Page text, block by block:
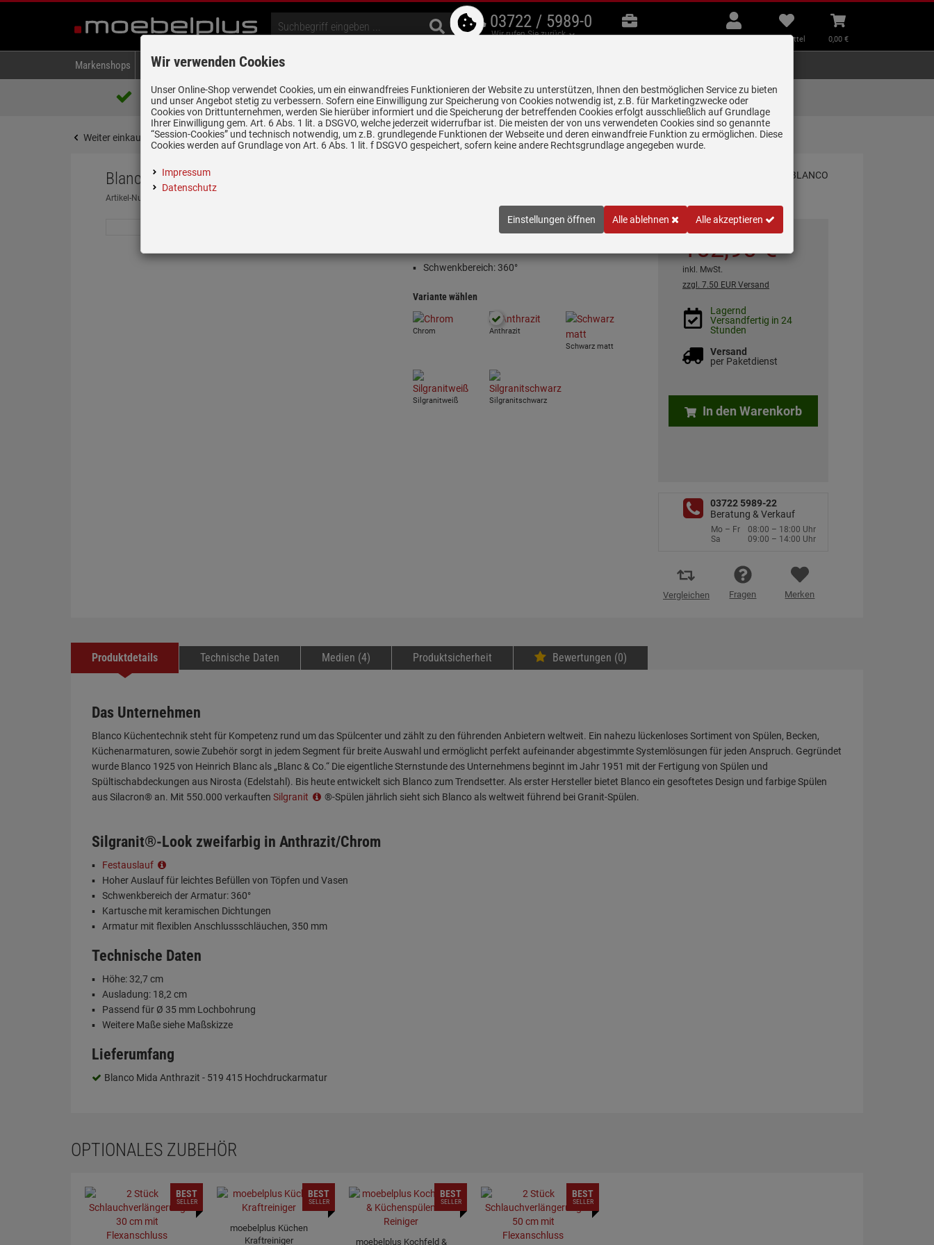
03722 / 5989-0
Wir rufen Sie zurück
B2B
Beratung
Mein
Konto
Merkzettel
aufklappen
Merkzettel
Warenkorb
aufklappen
0,00 €
Markenshops Backen & Kochen Kühlen & Gefrieren
Über 85.000 positive Bewertungen
auf eBay, Amazon und Trusted Shops
5 Jahre Garantie auf
alle gekennzeichneten Produkte
Lieferung zum
Wunschtermin
Weiter einkaufen Startseite Spülen & Armaturen Hochdruckarmaturen Blanco Mida Anthrazit - 519 415 Hochdruckarmatur
Blanco Mida Anthrazit - 519 415 Hochdruckarmatur
Artikel-Nummer:
Einloggen und Bewertung schreiben
Schwenkbereich: 360°
Variante wählen
Chrom
Anthrazit
Schwarz matt
Silgranitweiß Silgranitschwarz
102,90 €
inkl. MwSt.
zzgl. 7.50 EUR Versand
Lagernd
Versandfertig in 24
Stunden
Versand
per Paketdienst
In den Warenkorb
03722 5989-22
Beratung & Verkauf
Mo – Fr
08:00 – 18:00 Uhr
Sa
09:00 – 14:00 Uhr
Vergleichen Fragen Merken
Produktdetails Technische Daten Medien (4) Produktsicherheit Bewertungen (0)
Das Unternehmen
Blanco Küchentechnik steht für Kompetenz rund um das Spülcenter und zählt zu den führenden Anbietern weltweit. Ein nahezu lückenloses Sortiment von Spülen, Becken,
Küchenarmaturen, sowie Zubehör sorgt in jedem Segment für breite Auswahl und ermöglicht perfekt aufeinander abgestimmte Systemlösungen für jeden Anspruch. Gegründet
wurde Blanco 1925 von Heinrich Blanc als „Blanc & Co.“ Die eigentliche Sternstunde des Unternehmens beginnt im Jahr 1951 mit der Fertigung von Spülen und
Spültischabdeckungen aus Nirosta (Edelstahl). Bis heute entwickelt sich Blanco zum Trendsetter. Als erster Hersteller bietet Blanco ein gesoftetes Design und farbige Spülen
aus Silacron® an. Mit 550.000 verkauften Silgranit ®-Spülen jährlich sieht sich Blanco als weltweit führend bei Granit-Spülen.
Silgranit®-Look zweifarbig in Anthrazit/Chrom
Festauslauf
Hoher Auslauf für leichtes Befüllen von Töpfen und Vasen
Schwenkbereich der Armatur: 360°
Kartusche mit keramischen Dichtungen
Armatur mit flexiblen Anschlussschläuchen, 350 mm
Technische Daten
Höhe: 32,7 cm
Ausladung: 18,2 cm
Passend für Ø 35 mm Lochbohrung
Weitere Maße siehe Maßskizze
Lieferumfang
Blanco Mida Anthrazit - 519 415 Hochdruckarmatur
OPTIONALES ZUBEHÖR
BEST
SELLER
moebelplus Küchen
Kraftreiniger
BEST
SELLER
moebelplus Kochfeld &
BEST
SELLER
BEST
SELLER
Wir verwenden Cookies
Unser Online-Shop verwendet Cookies, um ein einwandfreies Funktionieren der Website zu unterstützen, Ihnen den bestmöglichen Service zu bieten
und unser Angebot stetig zu verbessern. Sofern eine Einwilligung zur Speicherung von Cookies notwendig ist, z.B. für Marketingzwecke oder
Cookies von Drittunternehmen, werden Sie hierüber informiert und die Speicherung der betreffenden Cookies erfolgt ausschließlich auf Grundlage
Ihrer Einwilligung gem. Art. 6 Abs. 1 lit. a DSGVO, welche jederzeit widerrufbar ist. Die meisten der von uns verwendeten Cookies sind so genannte
“Session-Cookies” und technisch notwendig, um z.B. grundlegende Funktionen der Webseite und deren einwandfreie Funktion zu ermöglichen. Diese
Cookies werden auf Grundlage von Art. 6 Abs. 1 lit. f DSGVO gespeichert, sofern keine andere Rechtsgrundlage angegeben wurde.
Impressum
Datenschutz
Einstellungen öffnen Alle ablehnen Alle akzeptieren